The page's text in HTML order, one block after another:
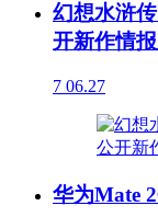
幻想水浒
开新作情
7 06.27
华为Mate